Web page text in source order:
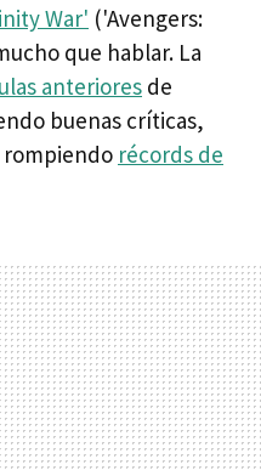
War' ('Avengers:
que hablar. La
anteriores de
buenas críticas,
rompiendo récords de